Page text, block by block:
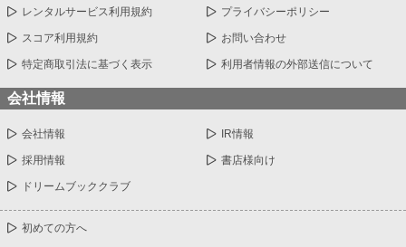
レンタルサービス利用規約 プライバシーポリシー
スコア利用規約 お問い合わせ
特定商取引法に基づく表示 利用者情報の外部送信について
会社情報
会社情報 IR情報
採用情報 書店様向け
ドリームブッククラブ
初めての方へ